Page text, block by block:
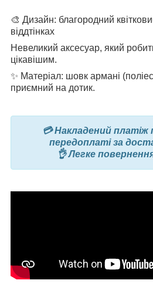
🎨 Дизайн: благородний
віддтінках
Невеликий аксесуар, який
цікавішим.
✨ Матеріал: шовк армані
приємний на дотик.
💳 Накладений платіж
передоплаті за
👌 Легке